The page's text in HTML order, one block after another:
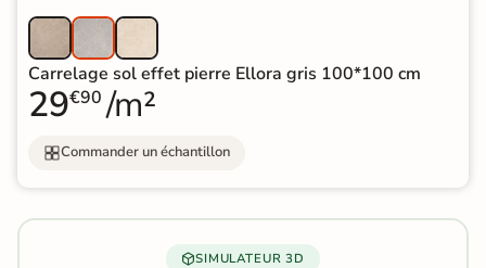
Carrelage sol effet pierre Ellora gris 100*100 cm
29€90 /m²
Commander un échantillon
SIMULATEUR 3D